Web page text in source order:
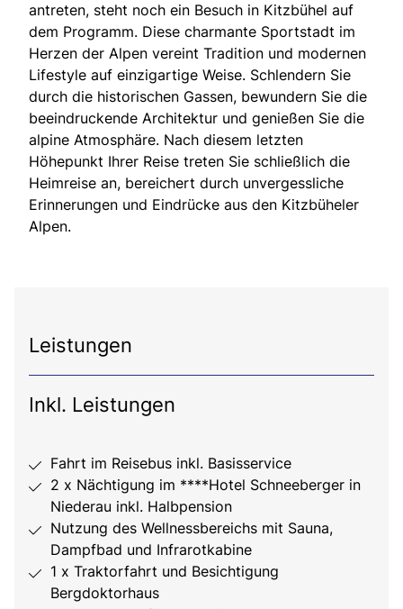
antreten, steht noch ein Besuch in Kitzbühel auf
dem Programm. Diese charmante Sportstadt im
Herzen der Alpen vereint Tradition und modernen
Lifestyle auf einzigartige Weise. Schlendern Sie
durch die historischen Gassen, bewundern Sie die
beeindruckende Architektur und genießen Sie die
alpine Atmosphäre. Nach diesem letzten
Höhepunkt Ihrer Reise treten Sie schließlich die
Heimreise an, bereichert durch unvergessliche
Erinnerungen und Eindrücke aus den Kitzbüheler
Alpen.
Leistungen
Inkl. Leistungen
Fahrt im Reisebus inkl. Basisservice
2 x Nächtigung im ****Hotel Schneeberger in
Niederau inkl. Halbpension
Nutzung des Wellnessbereichs mit Sauna,
Dampfbad und Infrarotkabine
1 x Traktorfahrt und Besichtigung
Bergdoktorhaus